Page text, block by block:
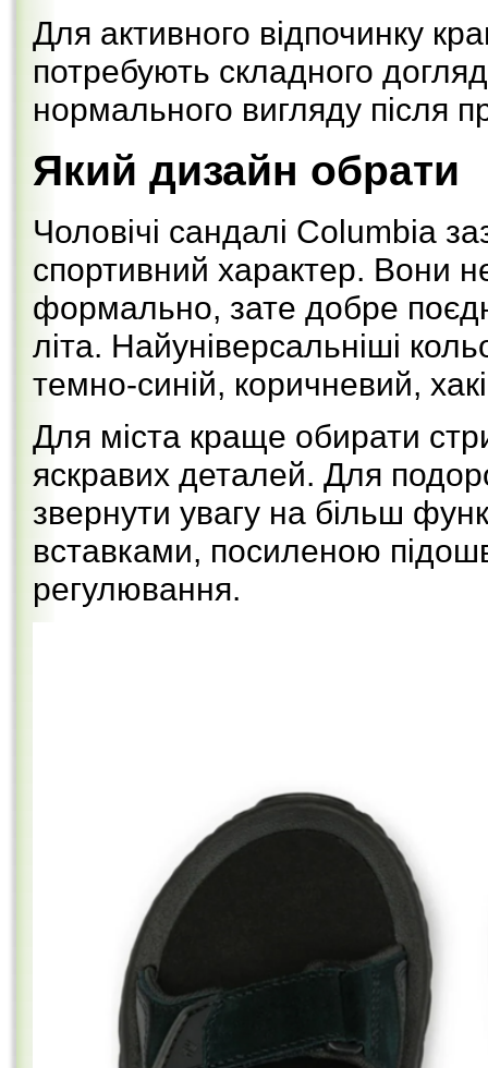
Для активного відпочинку
потребують складного
нормального вигляду після
Який дизайн обрати
Чоловічі сандалі Columbia
спортивний характер. Вони
формально, зате добре
літа. Найуніверсальніші
темно-синій, коричневий,
Для міста краще обирати
яскравих деталей. Для
звернути увагу на більш
вставками, посиленою
регулювання.